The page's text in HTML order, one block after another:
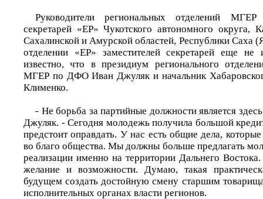
Руководители региональных отделений МГЕР
секретарей «ЕР» Чукотского автономного округа,
Сахалинской и Амурской областей, Республики Саха
отделении «ЕР» заместителей секретарей еще
известно, что в президиум регионального
МГЕР по ДФО Иван Джуляк и начальник
Клименко.
- Не борьба за партийные должности является
Джуляк. - Сегодня молодежь получила большой
предстоит оправдать. У нас есть общие дела,
во благо общества. Мы должны больше предлагать
реализации именно на территории Дальнего
желание и возможности. Думаю, такая
будущем создать достойную смену старшим
исполнительных органах власти регионов.